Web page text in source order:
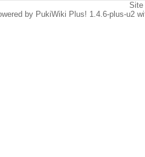
by PukiWiki Plus! 1.4.6-plus-u2